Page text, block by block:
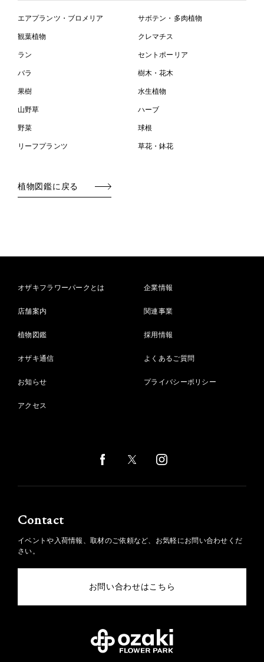
エアプランツ・ブロメリア サボテン・多肉植物
観葉植物 クレマチス
ラン セントポーリア
バラ 樹木・花木
果樹 水生植物
山野草 ハーブ
野菜 球根
リーフプランツ 草花・鉢花
植物図鑑に戻る
オザキフラワーパークとは
店舗案内
植物図鑑
オザキ通信
お知らせ
アクセス
企業情報
関連事業
採用情報
よくあるご質問
プライバシーポリシー
Contact
イベントや入荷情報、取材のご依頼など、お気軽にお問い合わせくだ
さい。
お問い合わせはこちら